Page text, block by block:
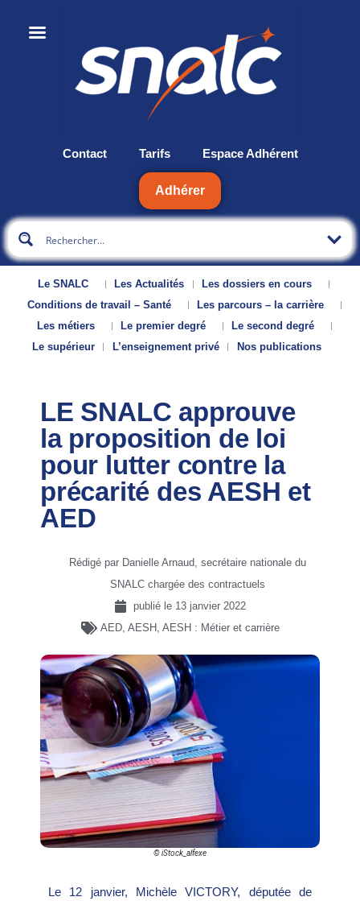
Contact Tarifs Espace Adhérent
Adhérer
Le SNALC Les Actualités
Les dossiers en cours
Conditions de travail – Santé
Les parcours – la carrière
Les métiers
Le premier degré
Le second degré
Le supérieur
L’enseignement privé Nos publications
LE SNALC approuve
la proposition de loi
pour lutter contre la
précarité des AESH et
AED
Rédigé par Danielle Arnaud, secrétaire nationale du
SNALC chargée des contractuels
publié le 13 janvier 2022
AED, AESH , AESH : Métier et carrière
© iStock_alfexe
Le 12 janvier, Michèle VICTORY, députée de